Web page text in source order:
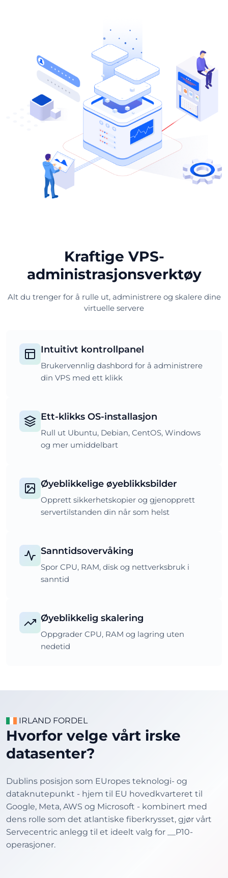
Kraftige VPS-
administrasjonsverktøy
Alt du trenger for å rulle ut, administrere og skalere dine
virtuelle servere
Intuitivt kontrollpanel
Brukervennlig dashbord for å administrere
din VPS med ett klikk
Ett-klikks OS-installasjon
Rull ut Ubuntu, Debian, CentOS, Windows
og mer umiddelbart
Øyeblikkelige øyeblikksbilder
Opprett sikkerhetskopier og gjenopprett
servertilstanden din når som helst
Sanntidsovervåking
Spor CPU, RAM, disk og nettverksbruk i
sanntid
Øyeblikkelig skalering
Oppgrader CPU, RAM og lagring uten
nedetid
IRLAND FORDEL
Hvorfor velge vårt irske
datasenter?
Dublins posisjon som EUropes teknologi- og
dataknutepunkt - hjem til EU hovedkvarteret til
Google, Meta, AWS og Microsoft - kombinert med
dens rolle som det atlantiske fiberkrysset, gjør vårt
Servecentric anlegg til et ideelt valg for __P10-
operasjoner.